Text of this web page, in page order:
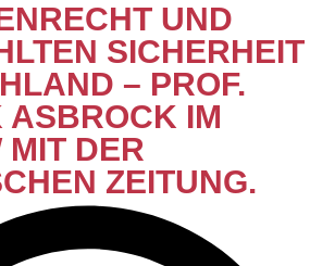
UND
SICHERHEIT
– PROF.
ASBROCK IM
MIT DER
ZEITUNG.